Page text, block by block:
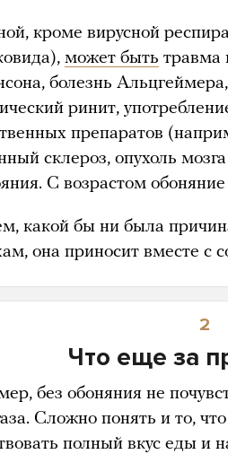
кроме вирусной
может быть травма
болезнь Альцгеймера,
ринит,
препаратов
склероз, опухоль
С возрастом
какой бы ни была
она приносит вместе с
2
Что еще за
без обоняния не
Сложно понять и то,
полный вкус еды и